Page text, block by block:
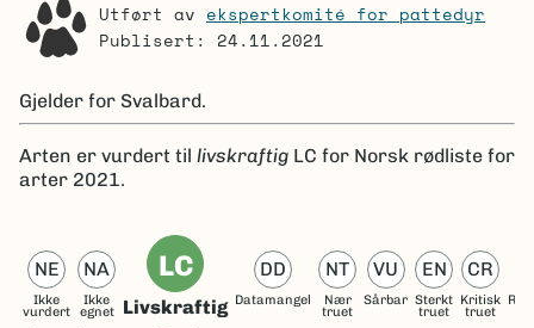
Utført av ekspertkomité for pattedyr
Publisert: 24.11.2021
Gjelder for Svalbard.
Arten er vurdert til livskraftig LC for Norsk rødliste for
arter 2021.
NE
Ikke
vurdert
NA
Ikke
egnet
LC
Livskraftig
DD
Datamangel
NT
Nær
truet
VU
Sårbar
EN
Sterkt
truet
CR
Kritisk
truet